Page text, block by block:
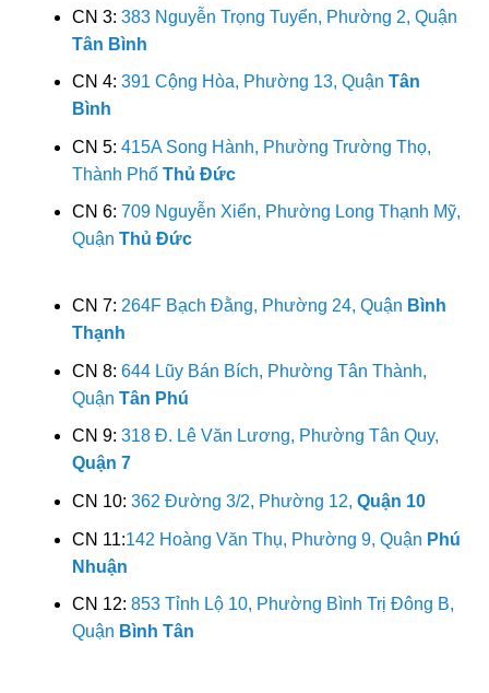
CN 3: 383 Nguyễn Trọng Tuyển, Phường 2, Quận
Tân Bình
CN 4: 391 Cộng Hòa, Phường 13, Quận Tân
Bình
CN 5: 415A Song Hành, Phường Trường Thọ,
Thành Phố Thủ Đức
CN 6: 709 Nguyễn Xiển, Phường Long Thạnh Mỹ,
Quận Thủ Đức
CN 7: 264F Bạch Đằng, Phường 24, Quận Bình
Thạnh
CN 8: 644 Lũy Bán Bích, Phường Tân Thành,
Quận Tân Phú
CN 9: 318 Đ. Lê Văn Lương, Phường Tân Quy,
Quận 7
CN 10: 362 Đường 3/2, Phường 12, Quận 10
CN 11:142 Hoàng Văn Thụ, Phường 9, Quận Phú
Nhuận
CN 12: 853 Tỉnh Lộ 10, Phường Bình Trị Đông B,
Quận Bình Tân